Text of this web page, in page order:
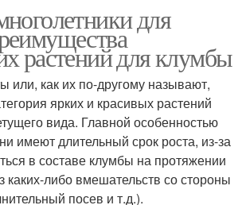
для
растений для клумбы
или, как их по-другому называют,
ярких и красивых растений
вида. Главной особенностью
имеют длительный срок роста, из-за
в составе клумбы на протяжении
каких-либо вмешательств со стороны
посев и т.д.).